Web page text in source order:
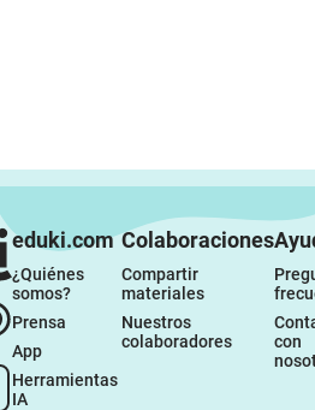
eduki.com
¿Quiénes
somos?
Prensa
App
Herramientas
IA
Colaboraciones
Compartir
materiales
Nuestros
colaboradores
con